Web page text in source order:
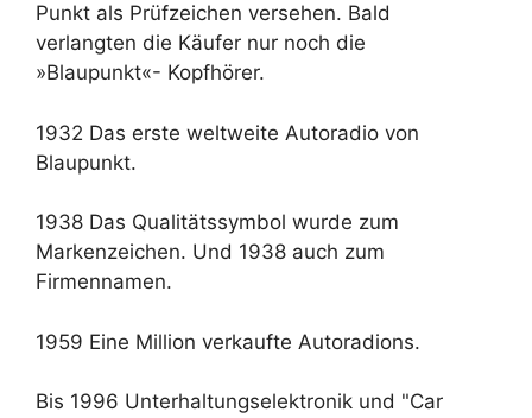
Punkt als Prüfzeichen versehen. Bald
verlangten die Käufer nur noch die
»Blaupunkt«- Kopfhörer.
1932 Das erste weltweite Autoradio von
Blaupunkt.
1938 Das Qualitätssymbol wurde zum
Markenzeichen. Und 1938 auch zum
Firmennamen.
1959 Eine Million verkaufte Autoradions.
Bis 1996 Unterhaltungselektronik und "Car